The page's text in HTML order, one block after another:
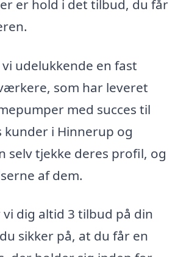
er hold i det tilbud, du får
udelukkende en fast
som har leveret
med succes til
kunder i Hinnerup og
selv tjekke deres profil, og
af dem.
dig altid 3 tilbud på din
sikker på, at du får en